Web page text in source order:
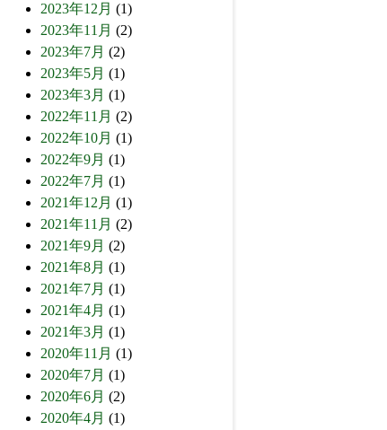
2023年12月 (1)
2023年11月 (2)
2023年7月 (2)
2023年5月 (1)
2023年3月 (1)
2022年11月 (2)
2022年10月 (1)
2022年9月 (1)
2022年7月 (1)
2021年12月 (1)
2021年11月 (2)
2021年9月 (2)
2021年8月 (1)
2021年7月 (1)
2021年4月 (1)
2021年3月 (1)
2020年11月 (1)
2020年7月 (1)
2020年6月 (2)
2020年4月 (1)